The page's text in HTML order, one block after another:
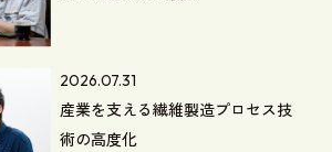
2026.07.31
産業を支える繊維製造プロセス技
術の高度化